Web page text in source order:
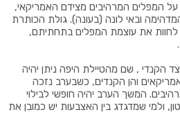
על המפלים המרהיבים מצידם האמריקאי,
ובאי לונה (בעונה). גולת הכותרת
לחוות את עוצמת המפלים בתחתיתם,
הקנדי , שם מהטיילת היפה ניתן יהיה
והן הקנדים, כשבערב נזכה
המשך הערב יהיה חופשי לבילוי
ולמי שמדגדג בין האצבעות יש כמובן את